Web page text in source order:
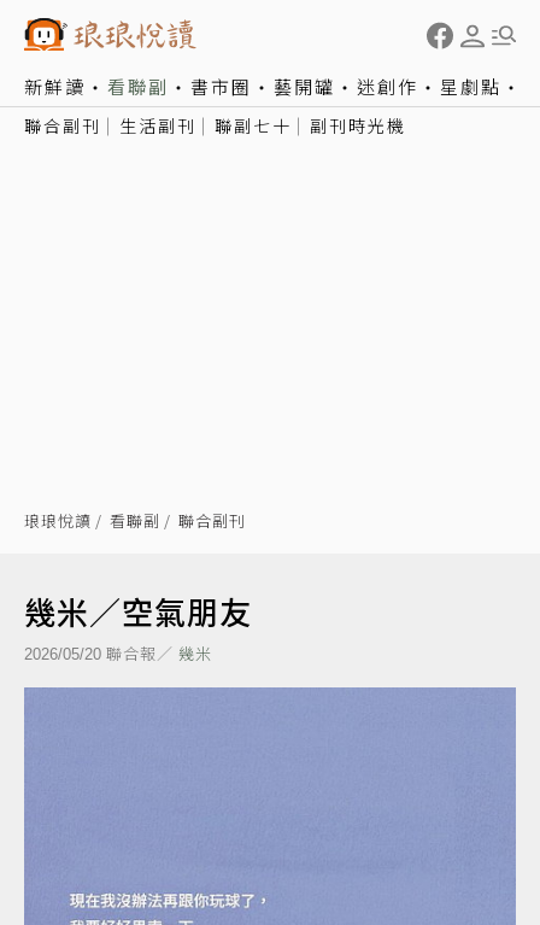
新鮮讀 看聯副 書市圈 藝開罐 迷創作 星劇點
聯合副刊 生活副刊 聯副七十 副刊時光機
琅琅悅讀 看聯副 聯合副刊
幾米／空氣朋友
2026/05/20 聯合報／ 幾米